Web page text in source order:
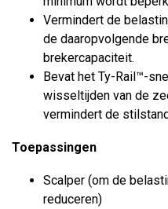
Vermindert de
de daaropvolgende
brekercapaciteit.
Bevat het Ty-Rail™-
wisseltijden van de
vermindert de
Toepassingen
Scalper (om de
reduceren)